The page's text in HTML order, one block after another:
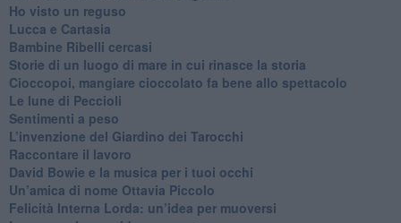
​Ho visto un reguso
Lucca e Cartasia
Bambine Ribelli cercasi
Storie di un luogo di mare in cui rinasce la storia
Cioccopoi, mangiare cioccolato fa bene allo spettacolo
​Le lune di Peccioli
​Sentimenti a peso
​L’invenzione del Giardino dei Tarocchi
​Raccontare il lavoro
David Bowie e la musica per i tuoi occhi
Un’amica di nome Ottavia Piccolo
​Felicità Interna Lorda: un’idea per muoversi